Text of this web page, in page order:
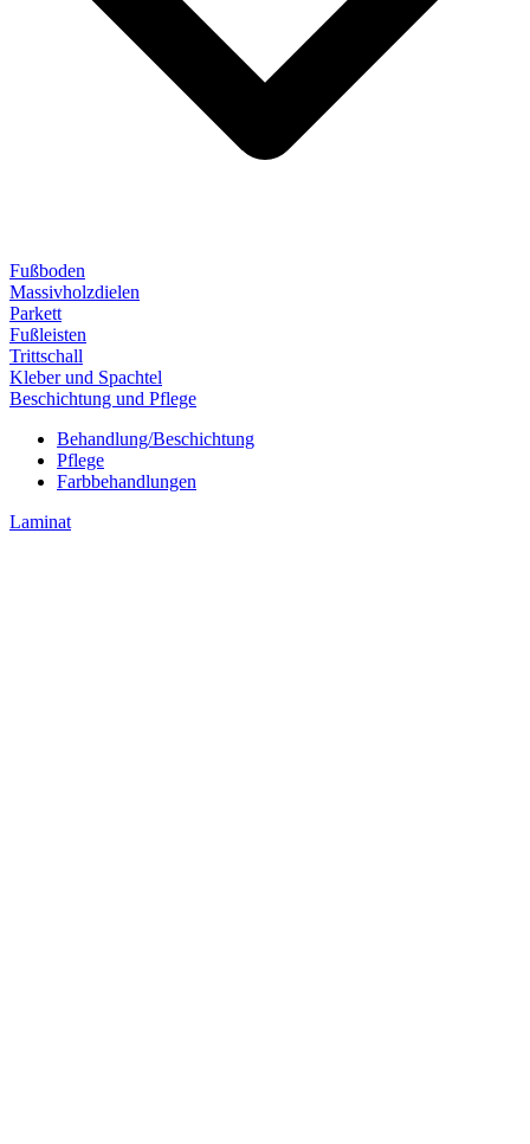
Fußboden
Massivholzdielen
Parkett
Fußleisten
Trittschall
Kleber und Spachtel
Beschichtung und Pflege
Behandlung/Beschichtung
Pflege
Farbbehandlungen
Laminat